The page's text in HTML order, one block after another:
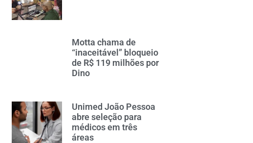
Motta chama de
“inaceitável” bloqueio
de R$ 119 milhões por
Dino
Unimed João Pessoa
abre seleção para
médicos em três
áreas